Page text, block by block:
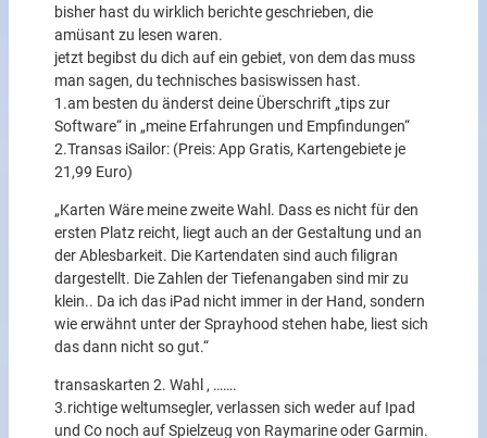
bisher hast du wirklich berichte geschrieben, die
amüsant zu lesen waren.
jetzt begibst du dich auf ein gebiet, von dem das muss
man sagen, du technisches basiswissen hast.
1.am besten du änderst deine Überschrift „tips zur
Software“ in „meine Erfahrungen und Empfindungen“
2.Transas iSailor: (Preis: App Gratis, Kartengebiete je
21,99 Euro)
„Karten Wäre meine zweite Wahl. Dass es nicht für den
ersten Platz reicht, liegt auch an der Gestaltung und an
der Ablesbarkeit. Die Kartendaten sind auch filigran
dargestellt. Die Zahlen der Tiefenangaben sind mir zu
klein.. Da ich das iPad nicht immer in der Hand, sondern
wie erwähnt unter der Sprayhood stehen habe, liest sich
das dann nicht so gut.“
transaskarten 2. Wahl , …….
3.richtige weltumsegler, verlassen sich weder auf Ipad
und Co noch auf Spielzeug von Raymarine oder Garmin.